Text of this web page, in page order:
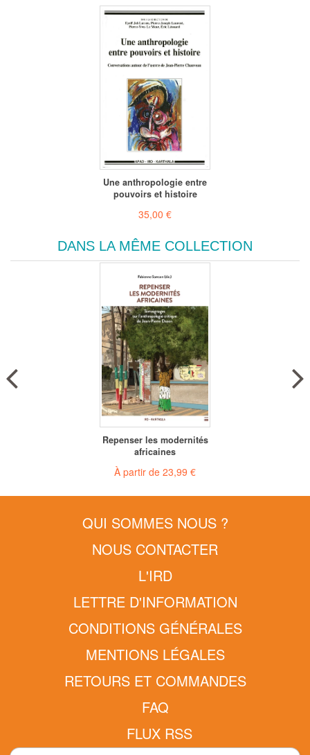
Une anthropologie entre
pouvoirs et histoire
35,00 €
DANS LA MÊME COLLECTION
Repenser les modernités
africaines
À partir de 23,99 €
QUI SOMMES NOUS ?
NOUS CONTACTER
L'IRD
LETTRE D'INFORMATION
CONDITIONS GÉNÉRALES
MENTIONS LÉGALES
RETOURS ET COMMANDES
FAQ
FLUX RSS